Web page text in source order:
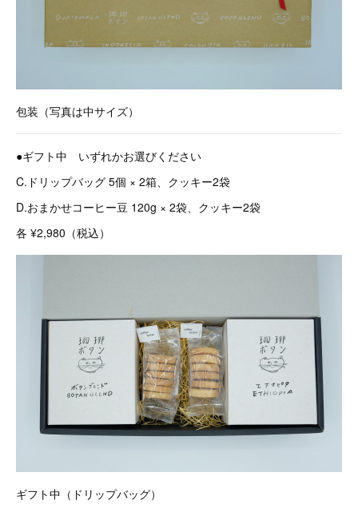
包装（写真は中サイズ）
●ギフト中 いずれかお選びください
C.ドリップバッグ 5個 × 2箱、クッキー2袋
D.おまかせコーヒー豆 120g × 2袋、クッキー2袋
各 ¥2,980（税込）
ギフト中（ドリップバッグ）